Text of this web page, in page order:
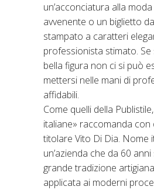
un’acconciatura alla
avvenente o un biglietto
stampato a caratteri
professionista stimato. Se
bella figura non ci si può
mettersi nelle mani di
affidabili.
Come quelli della
italiane» raccomanda con
titolare Vito Di Dia. Nome
un’azienda che da 60
grande tradizione
applicata ai moderni